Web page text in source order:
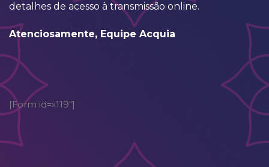
detalhes de acesso à transmissão online.
Atenciosamente, Equipe Acquia
[Form id=»119″]